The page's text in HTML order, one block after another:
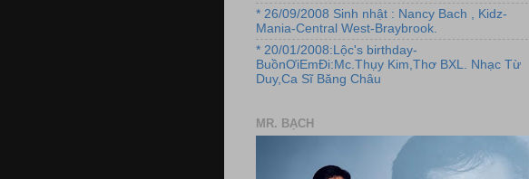
* 26/09/2008 Sinh nhật : Nancy Bach , Kidz-
Mania-Central West-Braybrook.
* 20/01/2008:Lộc's birthday-
BuồnƠiEmĐi:Mc.Thụy Kim,Thơ BXL. Nhạc Từ
Duy,Ca Sĩ Băng Châu
MR. BẠCH